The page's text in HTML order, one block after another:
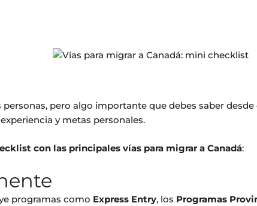
pero algo importante que debes saber
y metas personales.
con las principales vías para migrar a Canadá:
programas como Express Entry, los Programas